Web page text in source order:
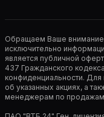
Обращаем Ваше внимание
исключительно
является публичной
437 Гражданского
конфиденциальности.
об указанных акциях, а
менеджерам по